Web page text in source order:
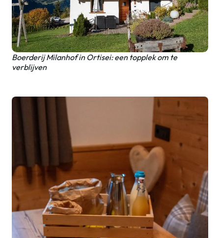
Boerderij Milanhof in Ortisei: een topplek om te
verblijven